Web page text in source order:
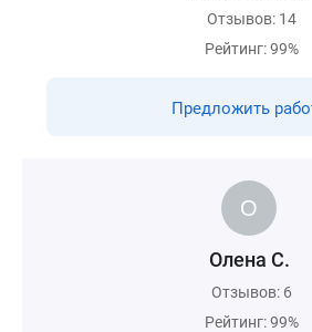
Отзывов: 14
Рейтинг: 99%
Предложить
Олена С.
Отзывов: 6
Рейтинг: 99%